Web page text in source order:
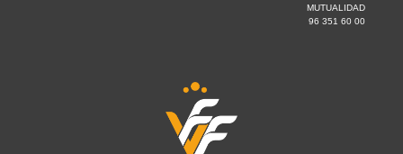
MUTUALIDAD
96 351 60 00